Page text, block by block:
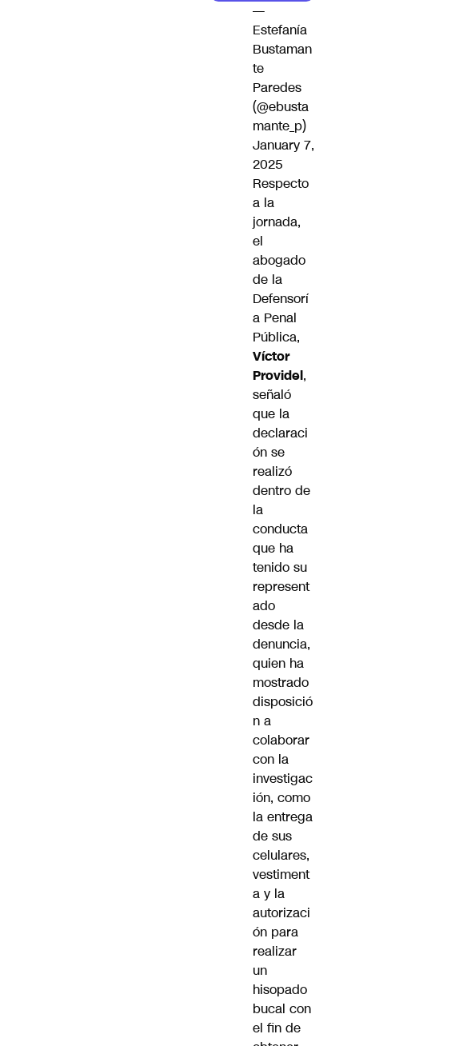
—
Estefanía
Bustaman
te
Paredes
(@ebusta
mante_p)
January 7,
2025
Respecto
a la
jornada,
el
abogado
de la
Defensorí
a Penal
Pública,
Víctor
Providel,
señaló
que la
declaraci
ón se
realizó
dentro de
la
conducta
que ha
tenido su
represent
ado
desde la
denuncia,
quien ha
mostrado
disposició
n a
colaborar
con la
investigac
ión, como
la entrega
de sus
celulares,
vestiment
a y la
autorizaci
ón para
realizar
un
hisopado
bucal con
el fin de